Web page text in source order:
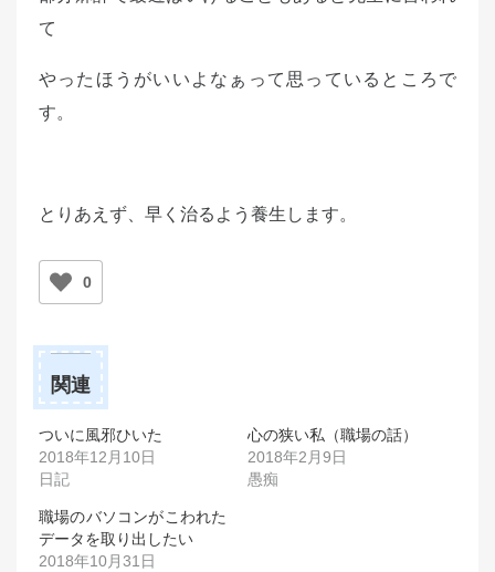
て
やったほうがいいよなぁって思っているところで
す。
とりあえず、早く治るよう養生します。
0
関連
ついに風邪ひいた
2018年12月10日
日記
心の狭い私（職場の話）
2018年2月9日
愚痴
職場のバソコンがこわれた
データを取り出したい
2018年10月31日